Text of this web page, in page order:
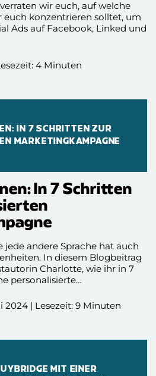
wir euch, auf welche
euch konzentrieren solltet, um
Ads auf Facebook, Linked und
4 Minuten
IN 7 SCHRITTEN ZUR
MARKETINGKAMPAGNE
In 7 Schritten
jede andere Sprache hat auch
In diesem Blogbeitrag
Charlotte, wie ihr in 7
personalisierte
auch ein paar Beispiele!
2024 | Lesezeit: 9 Minuten
MIT EINER